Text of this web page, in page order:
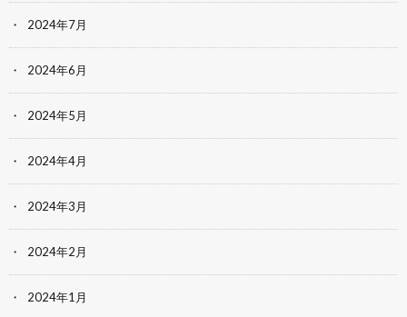
2024年7月
2024年6月
2024年5月
2024年4月
2024年3月
2024年2月
2024年1月